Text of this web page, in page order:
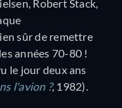
Robert Stack,
sûr de remettre
années 70-80 !
le jour deux ans
l'avion ?, 1982).